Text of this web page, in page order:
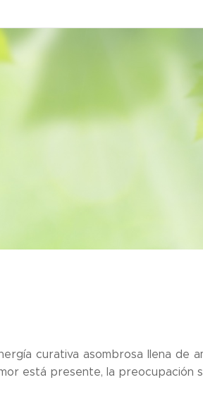
curativa asombrosa llena de
está presente, la preocupación